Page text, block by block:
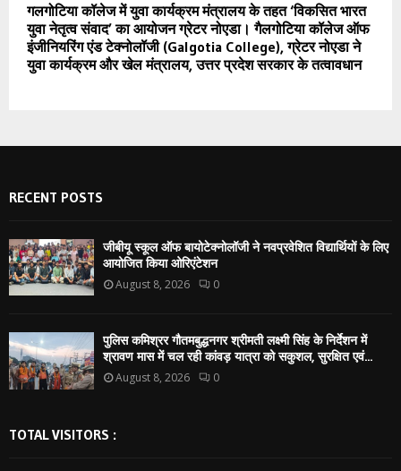
गलगोटिया कॉलेज में युवा कार्यक्रम मंत्रालय के तहत ‘विकसित भारत
युवा नेतृत्व संवाद’ का आयोजन ग्रेटर नोएडा। गैलगोटिया कॉलेज ऑफ
इंजीनियरिंग एंड टेक्नोलॉजी (Galgotia College), ग्रेटर नोएडा ने
युवा कार्यक्रम और खेल मंत्रालय, उत्तर प्रदेश सरकार के तत्वावधान
RECENT POSTS
जीबीयू स्कूल ऑफ बायोटेक्नोलॉजी ने नवप्रवेशित विद्यार्थियों के लिए
आयोजित किया ओरिएंटेशन
August 8, 2026 0
पुलिस कमिश्रर गौतमबुद्धनगर श्रीमती लक्ष्मी सिंह के निर्देशन में
श्रावण मास में चल रही कांवड़ यात्रा को सकुशल, सुरक्षित एवं...
August 8, 2026 0
TOTAL VISITORS :